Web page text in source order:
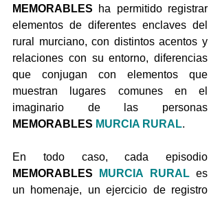
MEMORABLES ha permitido registrar
elementos de diferentes enclaves del
rural murciano, con distintos acentos y
relaciones con su entorno, diferencias
que conjugan con elementos que
muestran lugares comunes en el
MEMORABLES MURCIA RURAL.
MEMORABLES
MURCIA RURAL es
un homenaje, un ejercicio de registro